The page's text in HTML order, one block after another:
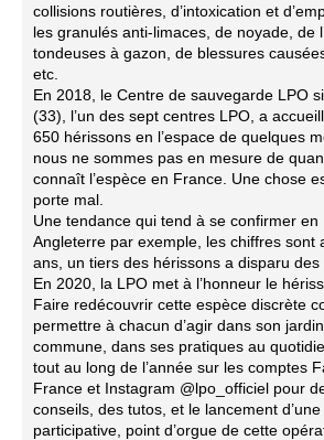
collisions routières, d’intoxication et
les granulés anti-limaces, de noyade, de
tondeuses à gazon, de blessures
etc.
En 2018, le Centre de sauvegarde LPO
(33), l’un des sept centres LPO, a
650 hérissons en l’espace de quelques
nous ne sommes pas en mesure de
connaît l’espèce en France. Une chose
porte mal.
Une tendance qui tend à se confirmer en
Angleterre par exemple, les chiffres sont
ans, un tiers des hérissons a disparu des
En 2020, la LPO met à l’honneur le
Faire redécouvrir cette espèce discrète
permettre à chacun d’agir dans son
commune, dans ses pratiques au
tout au long de l’année sur les comptes
France et Instagram @lpo_officiel pour
conseils, des tutos, et le lancement
participative, point d’orgue de cette